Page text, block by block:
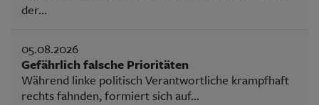
der...
05.08.2026
Gefährlich falsche Prioritäten
Während linke politisch Verantwortliche krampfhaft
rechts fahnden, formiert sich auf...